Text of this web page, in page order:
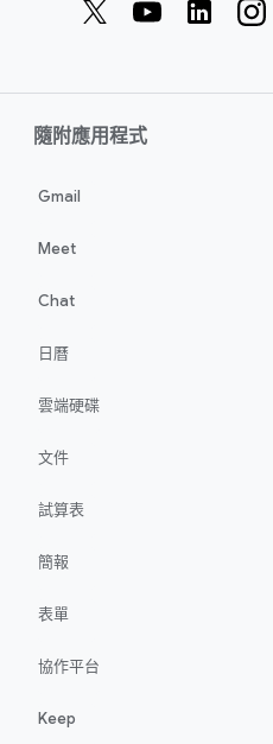
隨附應用程式
Gmail
Meet
Chat
日曆
雲端硬碟
文件
試算表
簡報
表單
協作平台
Keep